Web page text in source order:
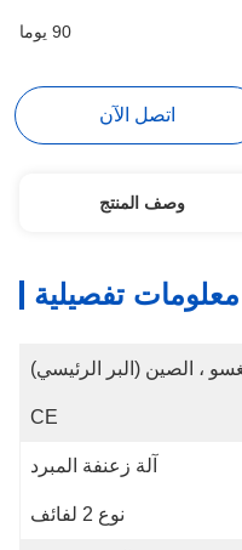
90 يوما
اتصل الآن
وصف المنتج
معلومات تفصيلية
، الصين (البر الرئيسي)
CE
آلة زعنفة المبرد
نوع 2 لفائف